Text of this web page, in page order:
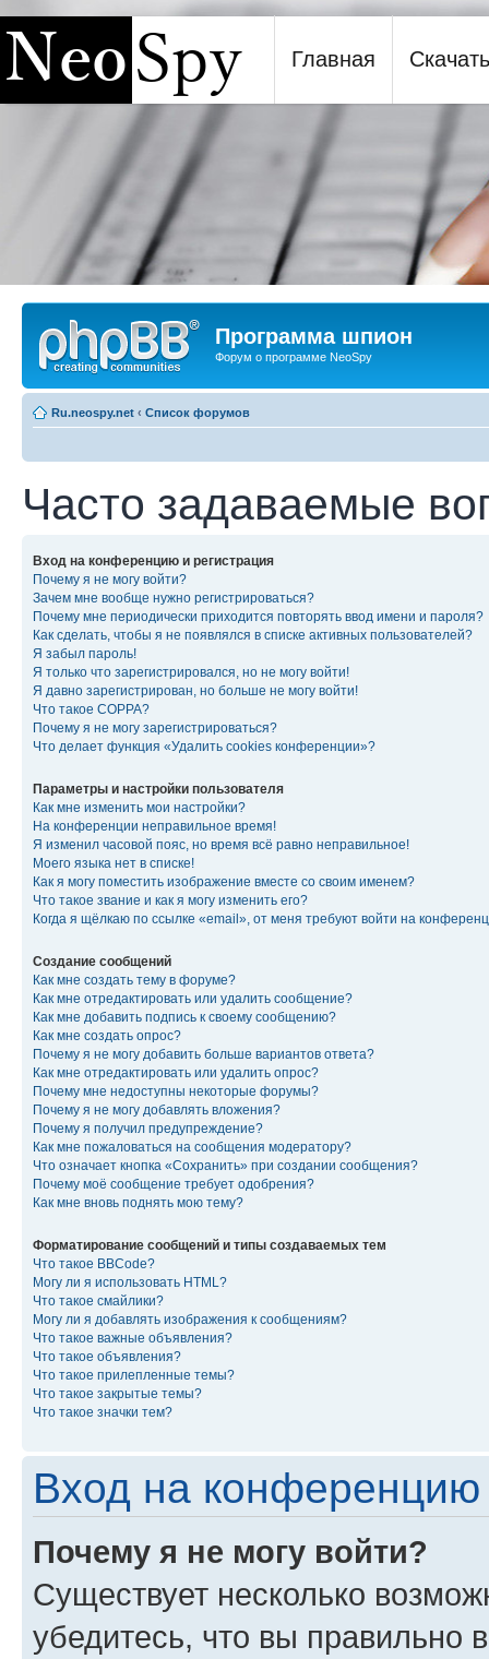
Программа шпион NeoSpy
Главная Скачать
Программа шпион
Форум о программе NeoSpy
Ru.neospy.net ‹ Список форумов
Часто задаваемые
Вход на конференцию и регистрация
Почему я не могу войти?
Зачем мне вообще нужно регистрироваться?
Почему мне периодически приходится повторять ввод имени и пароля?
Как сделать, чтобы я не появлялся в списке активных пользователей?
Я забыл пароль!
Я только что зарегистрировался, но не могу войти!
Я давно зарегистрирован, но больше не могу войти!
Что такое COPPA?
Почему я не могу зарегистрироваться?
Что делает функция «Удалить cookies конференции»?
Параметры и настройки пользователя
Как мне изменить мои настройки?
На конференции неправильное время!
Я изменил часовой пояс, но время всё равно неправильное!
Моего языка нет в списке!
Как я могу поместить изображение вместе со своим именем?
Что такое звание и как я могу изменить его?
Когда я щёлкаю по ссылке «email», от меня требуют войти на
Создание сообщений
Как мне создать тему в форуме?
Как мне отредактировать или удалить сообщение?
Как мне добавить подпись к своему сообщению?
Как мне создать опрос?
Почему я не могу добавить больше вариантов ответа?
Как мне отредактировать или удалить опрос?
Почему мне недоступны некоторые форумы?
Почему я не могу добавлять вложения?
Почему я получил предупреждение?
Как мне пожаловаться на сообщения модератору?
Что означает кнопка «Сохранить» при создании сообщения?
Почему моё сообщение требует одобрения?
Как мне вновь поднять мою тему?
Форматирование сообщений и типы создаваемых тем
Что такое BBCode?
Могу ли я использовать HTML?
Что такое смайлики?
Могу ли я добавлять изображения к сообщениям?
Что такое важные объявления?
Что такое объявления?
Что такое прилепленные темы?
Что такое закрытые темы?
Что такое значки тем?
Вход на конференцию
Почему я не могу войти?
Существует несколько
убедитесь, что вы правильно